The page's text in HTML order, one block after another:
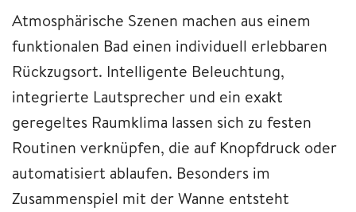
Atmosphärische Szenen machen aus einem
funktionalen Bad einen individuell erlebbaren
Rückzugsort. Intelligente Beleuchtung,
integrierte Lautsprecher und ein exakt
geregeltes Raumklima lassen sich zu festen
Routinen verknüpfen, die auf Knopfdruck oder
automatisiert ablaufen. Besonders im
Zusammenspiel mit der Wanne entsteht